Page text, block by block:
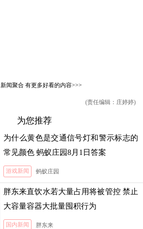
新闻聚合有更多好看的内容>>>
(责任编辑：庄婷婷)
为您推荐
为什么黄色是交通信号灯和警示标志的
常见颜色 蚂蚁庄园8月1日答案
游戏新闻 蚂蚁庄园
胖东来直饮水若大量占用将被管控 禁止
大容量容器大批量囤积行为
国内新闻 胖东来